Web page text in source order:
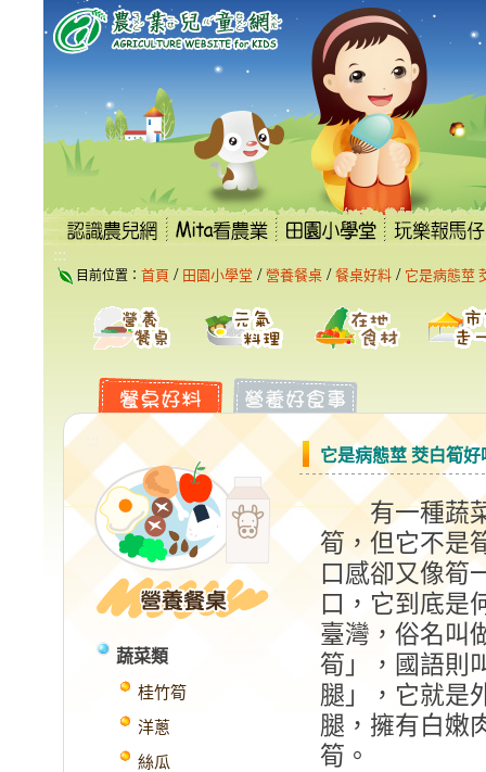
到
容
:::
目前位置： 首頁 / 田園小學堂 / 營養餐桌 / 餐桌好料 / 它是病態莖
蔬菜類
桂竹筍
洋蔥
絲瓜
它是病態莖 茭白筍好
有一種蔬菜
筍，但它不是
口感卻又像筍
口，它到底是
臺灣，俗名叫
筍」，國語則
腿」，它就是
腿，擁有白嫩
筍。